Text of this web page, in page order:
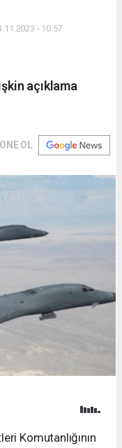
- 10:57
açıklama
OL
Komutanlığının